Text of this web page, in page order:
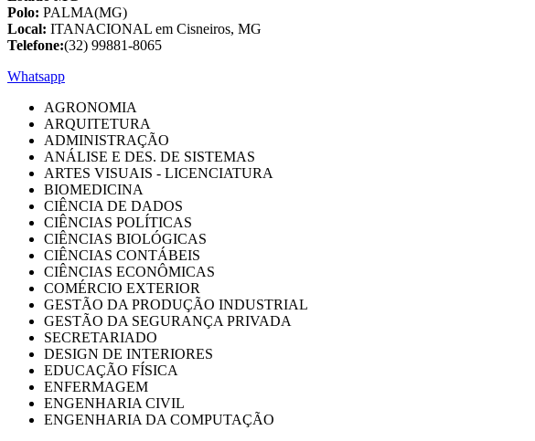
Polo: PALMA(MG)
Local: ITANACIONAL em Cisneiros, MG
Telefone:(32) 99881-8065
Whatsapp
AGRONOMIA
ARQUITETURA
ADMINISTRAÇÃO
ANÁLISE E DES. DE SISTEMAS
ARTES VISUAIS - LICENCIATURA
BIOMEDICINA
CIÊNCIA DE DADOS
CIÊNCIAS POLÍTICAS
CIÊNCIAS BIOLÓGICAS
CIÊNCIAS CONTÁBEIS
CIÊNCIAS ECONÔMICAS
COMÉRCIO EXTERIOR
GESTÃO DA PRODUÇÃO INDUSTRIAL
GESTÃO DA SEGURANÇA PRIVADA
SECRETARIADO
DESIGN DE INTERIORES
EDUCAÇÃO FÍSICA
ENFERMAGEM
ENGENHARIA CIVIL
ENGENHARIA DA COMPUTAÇÃO